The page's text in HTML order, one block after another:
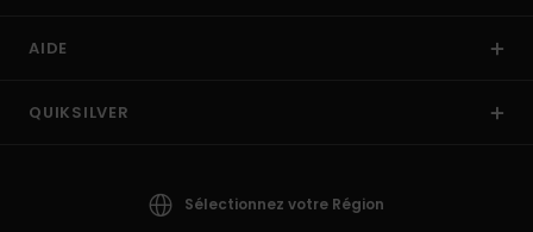
AIDE
QUIKSILVER
Sélectionnez votre Région